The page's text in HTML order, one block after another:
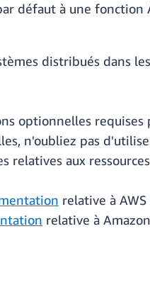
défaut à une fonction
distribués dans
optionnelles requises
n'oubliez pas
relatives aux
relative à
relative à